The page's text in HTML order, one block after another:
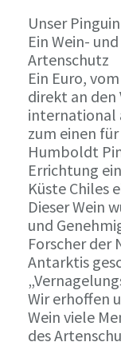
Unser
Ein Wein-
Artenschutz
Ein Euro,
direkt an den
international
zum einen
Humboldt
Errichtung
Küste Chiles
Dieser Wein
und
Forscher der
Antarktis
Wir erhoffen
Wein viele
des